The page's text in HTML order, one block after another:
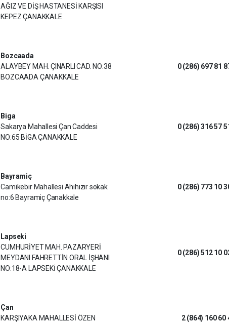
AĞIZ VE DİŞ HASTANESİ KARŞISI
KEPEZ ÇANAKKALE
Bozcaada
ALAYBEY MAH. ÇINARLI CAD. NO:38
BOZCAADA ÇANAKKALE
0 (286) 697 81
Biga
Sakarya Mahallesi Çan Caddesi
NO:65 BİGA ÇANAKKALE
0 (286) 316 57
Bayramiç
Camikebir Mahallesi Ahihızır sokak
no:6 Bayramiç Çanakkale
0 (286) 773 10
Lapseki
CUMHURİYET MAH. PAZARYERİ
MEYDANI FAHRETTİN ORAL İŞHANI
NO:18-A LAPSEKİ ÇANAKKALE
0 (286) 512 10
Çan
KARŞIYAKA MAHALLESİ ÖZEN
2 (864) 160 60